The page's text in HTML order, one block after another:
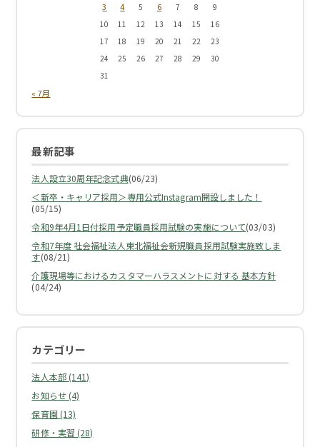
3 4 5 6 7 8
9
10
11 12 13 14 15
16
17
18 19 20 21 22
23
24
25 26 27 28 29
30
31
« 7月
最新記事
法人設立30周年記念式典(06/23)
＜新卒・キャリア採用＞専用公式Instagram開設しました！
(05/15)
令和9年4月1日付採用予定職員採用試験の実施について(03/03)
令和7年度 社会福祉法人東北福祉会新規職員採用試験実施致しま
す(08/21)
介護現場等におけるカスタマーハラスメントに対する 基本方針
(04/24)
カテゴリー
法人本部 (141)
お知らせ (4)
保育園 (13)
研修・実習 (28)